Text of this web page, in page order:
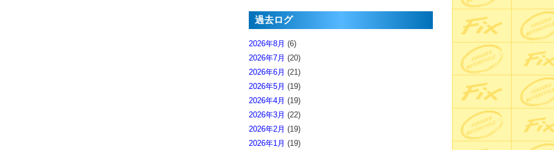
過去ログ
2026年8月 (6)
2026年7月 (20)
2026年6月 (21)
2026年5月 (19)
2026年4月 (19)
2026年3月 (22)
2026年2月 (19)
2026年1月 (19)